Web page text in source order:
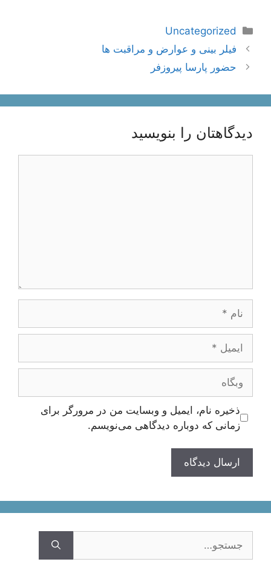
دسته‌ها
Uncategorized
ناوبری
نوشته‌ها
فیلر بینی و عوارض و مراقبت ها
حضور پارسا پیروزفر
دیدگاهتان را بنویسید
وبگاه
ذخیره نام، ایمیل و وبسایت من در مرورگر برای
زمانی که دوباره دیدگاهی می‌نویسم.